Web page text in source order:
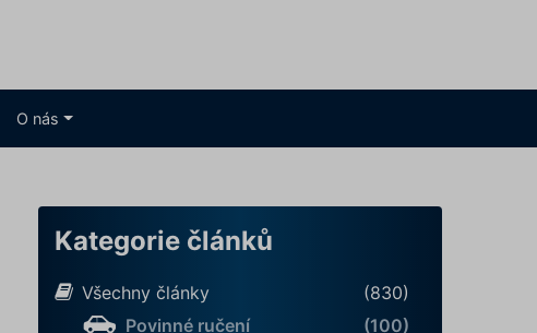
O nás
Kategorie článků
Všechny články
(830)
Povinné ručení
(100)